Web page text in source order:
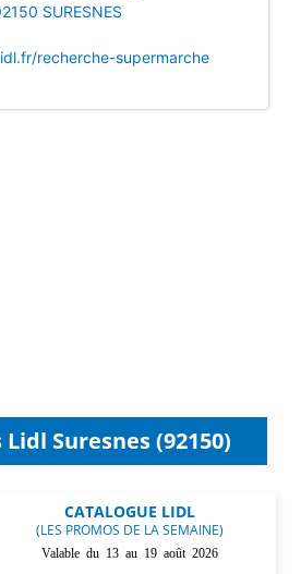
SURESNES
recherche-supermarche
Suresnes (92150)
CATALOGUE LIDL
(LES PROMOS DE LA SEMAINE)
Valable du 13 au 19 août 2026